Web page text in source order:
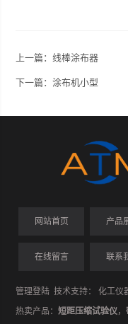
上一篇：线棒涂布器
下一篇：涂布机小型
网站首页 产品
在线留言 联系
管理登陆 技术支持：化工仪
热卖产品：短距压缩试验仪，